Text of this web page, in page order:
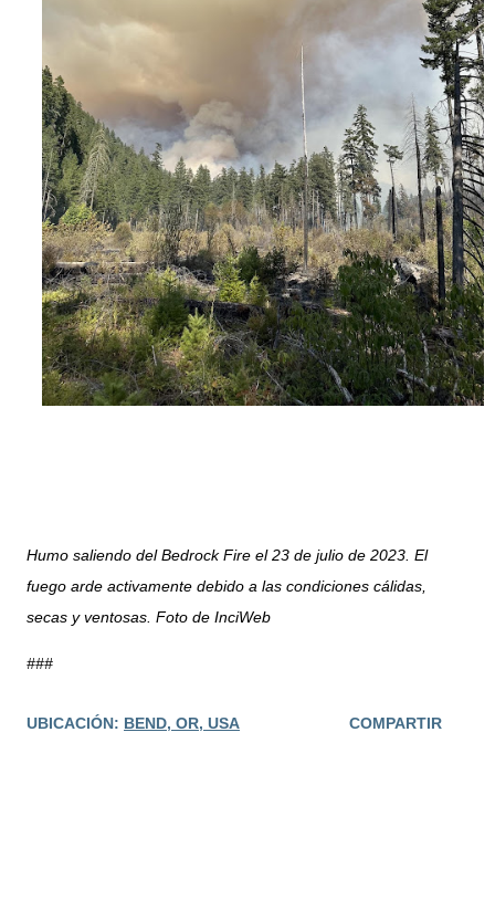
Humo saliendo del Bedrock Fire el 23 de julio de 2023. El
fuego arde activamente debido a las condiciones cálidas,
secas y ventosas. Foto de InciWeb
###
UBICACIÓN: BEND, OR, USA COMPARTIR